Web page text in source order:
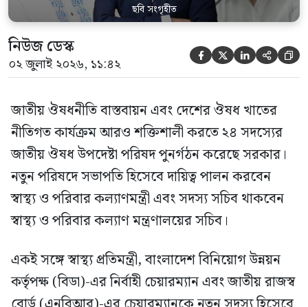
ছবি সংগৃহীত
নিউজ ডেস্ক
০২ জুলাই ২০২৬, ১১:৪২     
জাতীয় ঔষধনীতি বাস্তবায়ন এবং দেশের ঔষধ খাতের
নীতিগত কার্যক্রম আরও শক্তিশালী করতে ২৪ সদস্যের
জাতীয় ঔষধ উপদেষ্টা পরিষদ পুনর্গঠন করেছে সরকার।
নতুন পরিষদে সভাপতি হিসেবে দায়িত্ব পালন করবেন
স্বাস্থ্য ও পরিবার কল্যাণমন্ত্রী এবং সদস্য সচিব থাকবেন
স্বাস্থ্য ও পরিবার কল্যাণ মন্ত্রণালয়ের সচিব।
একই সঙ্গে স্বাস্থ্য প্রতিমন্ত্রী, বাংলাদেশ বিনিয়োগ উন্নয়ন
কর্তৃপক্ষ (বিডা)-এর নির্বাহী চেয়ারম্যান এবং জাতীয় রাজস্ব